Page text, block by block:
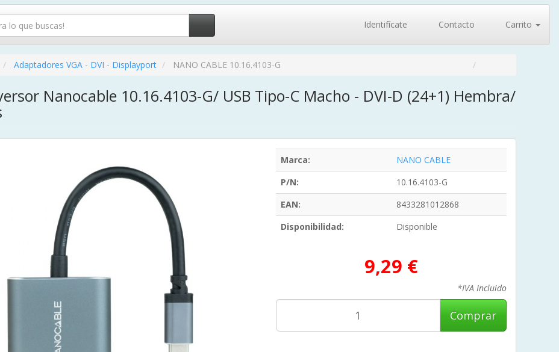
Identifícate Contacto Carrito
Adaptadores VGA - DVI - Displayport NANO CABLE 10.16.4103-G
Nanocable 10.16.4103-G/ USB Tipo-C Macho - DVI-D (24+1) Hembra/
Marca:
NANO CABLE
P/N:
10.16.4103-G
EAN:
8433281012868
Disponibilidad:
Disponible
9,29 €
*IVA Incluido
Comprar